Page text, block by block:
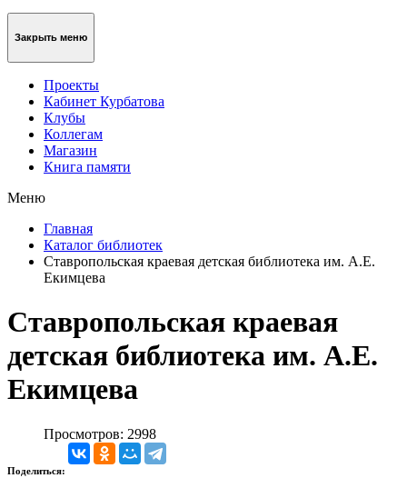
Закрыть меню
Проекты
Кабинет Курбатова
Клубы
Коллегам
Магазин
Книга памяти
Меню
Главная
Каталог библиотек
Ставропольская краевая детская библиотека им. А.Е.
Екимцева
Ставропольская краевая
детская библиотека им. А.Е.
Екимцева
Просмотров: 2998
Поделиться: